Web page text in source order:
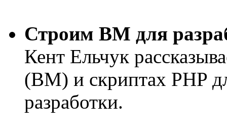
Строим ВМ для
Кент Ельчук
(ВМ) и скриптах PHP
разработки.